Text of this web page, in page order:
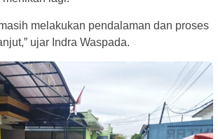
melakukan pendalaman dan proses
ujar Indra Waspada.